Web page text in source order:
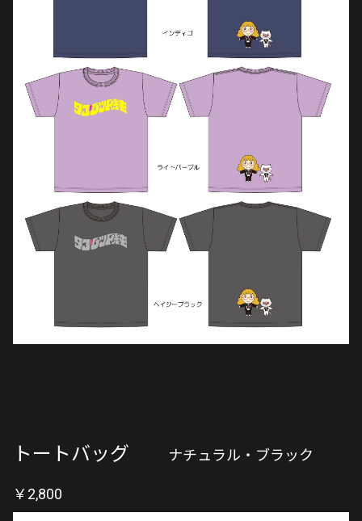
トートバッグ ナチュラル・ブラック
￥2,800